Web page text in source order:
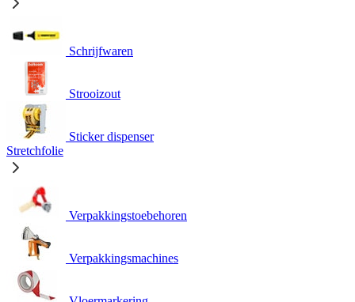
Schrijfwaren
Strooizout
Sticker dispenser
Stretchfolie
Verpakkingstoebehoren
Verpakkingsmachines